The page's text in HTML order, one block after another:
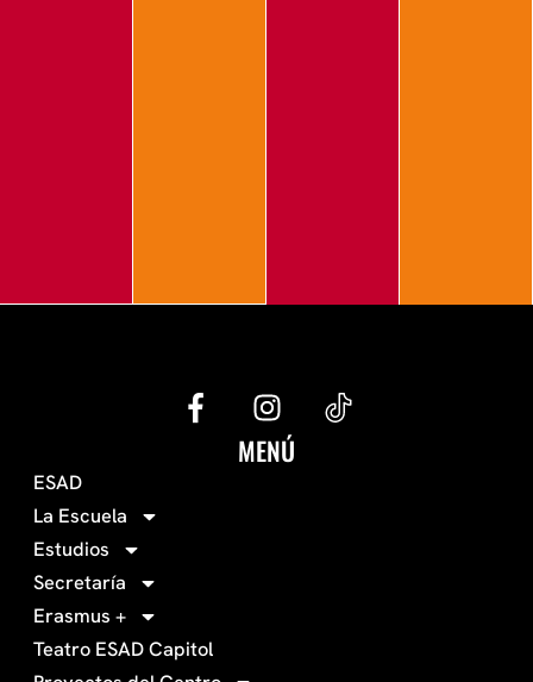
G
e
f
I
n
s
MENÚ
ESAD
La Escuela
Estudios
Secretaría
Erasmus +
Teatro ESAD Capitol